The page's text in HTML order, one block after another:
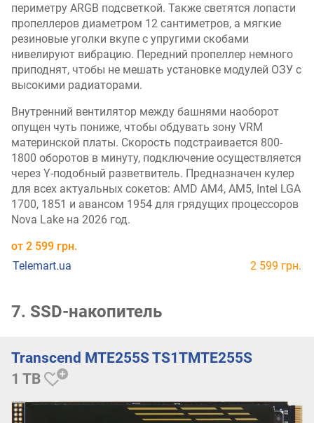
периметру ARGB подсветкой. Также светятся лопасти
пропеллеров диаметром 12 сантиметров, а мягкие
резиновые уголки вкупе с упругими скобами
нивелируют вибрацию. Передний пропеллер немного
приподнят, чтобы не мешать установке модулей ОЗУ с
высокими радиаторами.
Внутренний вентилятор между башнями наоборот
опущен чуть пониже, чтобы обдувать зону VRM
материнской платы. Скорость подстраивается 800-
1800 оборотов в минуту, подключение осуществляется
через Y-подобный разветвитель. Предназначен кулер
для всех актуальных сокетов: AMD AM4, AM5, Intel LGA
1700, 1851 и авансом 1954 для грядущих процессоров
Nova Lake на 2026 год.
от 2 599 грн.
Telemart.ua
2 599 грн.
7. SSD-накопитель
Transcend MTE255S TS1TMTE255S
1 TB